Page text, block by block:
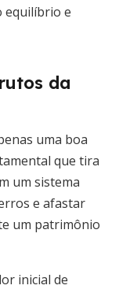
equilíbrio e
da
uma boa
que tira
um sistema
e afastar
um patrimônio
inicial de